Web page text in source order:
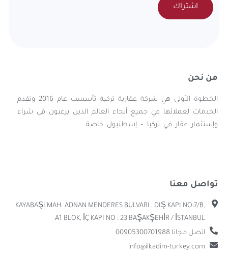
اشتراك
من نحن
الخطوة الأولى هي شركة عقارية تركية تأسست عام 2016 وتقدم
الخدمات لعملائها في جميع أنحاء العالم الذين يرغبون في شراء
وإستثمار عقار في تركيا – إسطنبول خاصة
تواصل معنا
KAYABAŞI MAH. ADNAN MENDERES BULVARI , DIŞ KAPI NO:7/B,
A1 BLOK, İÇ KAPI NO : 23 BAŞAKŞEHİR / İSTANBUL
اتصل مجانا 00905300701988
info@ilkadim-turkey.com